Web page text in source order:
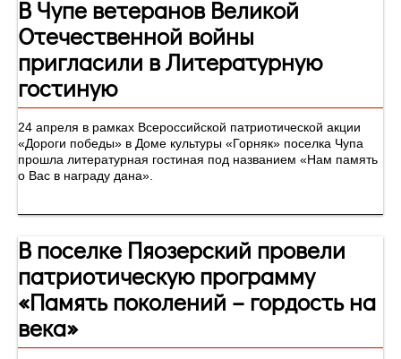
В Чупе ветеранов Великой
Отечественной войны
пригласили в Литературную
гостиную
24 апреля в рамках Всероссийской патриотической акции
«Дороги победы» в Доме культуры «Горняк» поселка Чупа
прошла литературная гостиная под названием «Нам память
о Вас в награду дана».
В поселке Пяозерский провели
патриотическую программу
«Память поколений – гордость на
века»